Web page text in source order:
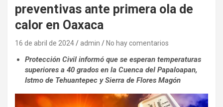
preventivas ante primera ola de
calor en Oaxaca
16 de abril de 2024 admin No hay comentarios
Protección Civil informó que se esperan temperaturas
superiores a 40 grados en la Cuenca del Papaloapan,
Istmo de Tehuantepec y Sierra de Flores Magón